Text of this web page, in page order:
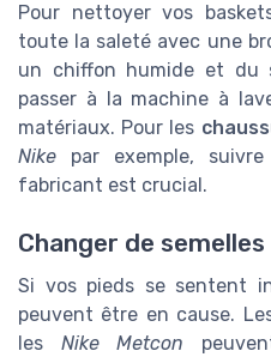
Pour nettoyer vos
toute la saleté avec une
un chiffon humide et du
passer à la machine à
matériaux. Pour les
Nike par exemple,
fabricant est crucial.
Changer de
Si vos pieds se sentent
peuvent être en cause.
les Nike Metcon